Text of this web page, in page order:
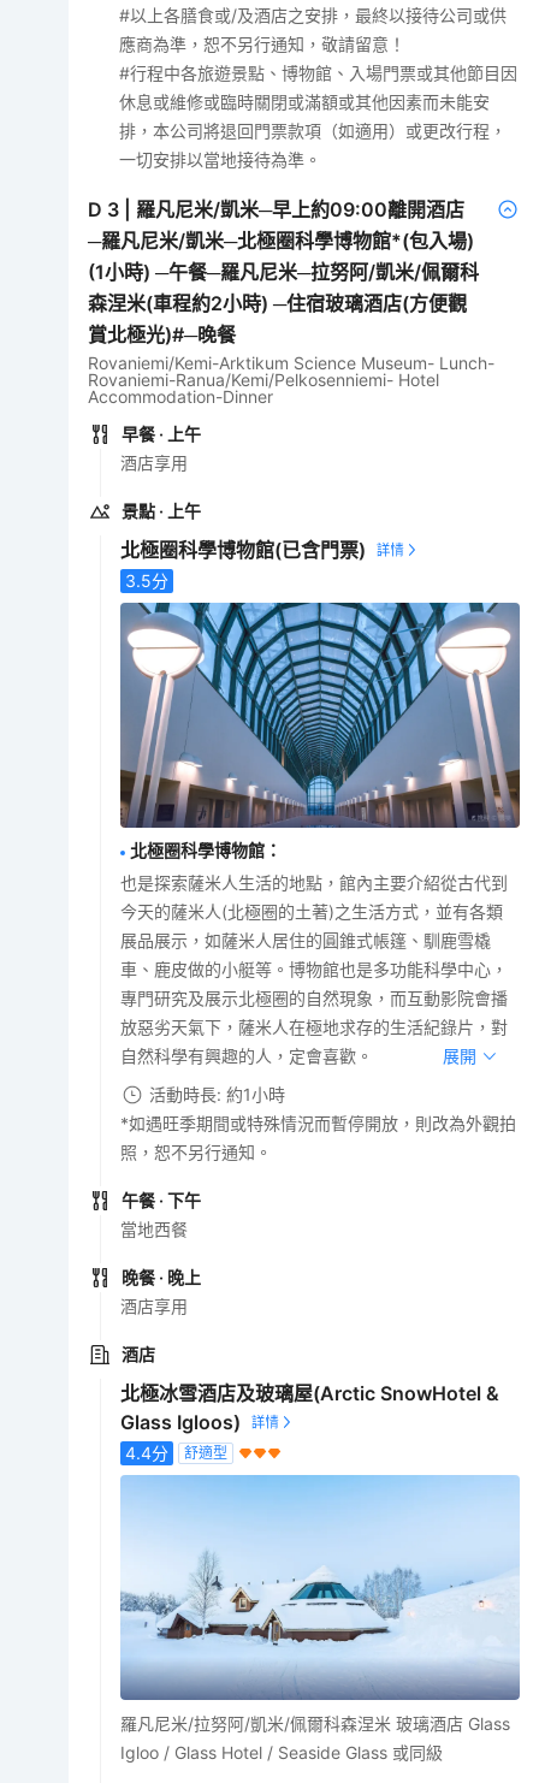
#以上各膳食或/及酒店之安排，最終以接待公司或供
應商為準，恕不另行通知，敬請留意！
#行程中各旅遊景點、博物館、入場門票或其他節目因
休息或維修或臨時關閉或滿額或其他因素而未能安
排，本公司將退回門票款項（如適用）或更改行程，
一切安排以當地接待為準。
D 3
羅凡尼米/凱米─早上約09:00離開酒店
─羅凡尼米/凱米─北極圈科學博物館*(包入場)
(1小時) ─午餐─羅凡尼米─拉努阿/凱米/佩爾科
森涅米(車程約2小時) ─住宿玻璃酒店(方便觀
賞北極光)#─晚餐
Rovaniemi/Kemi-Arktikum Science Museum- Lunch-
Rovaniemi-Ranua/Kemi/Pelkosenniemi- Hotel
Accommodation-Dinner
早餐 · 上午
酒店享用
景點 · 上午
北極圈科學博物館(已含門票)
3.5分
北極圈科學博物館 ：
也是探索薩米人生活的地點，館內主要介紹從古代到
今天的薩米人(北極圈的土著)之生活方式，並有各類
展品展示，如薩米人居住的圓錐式帳篷、馴鹿雪橇
車、鹿皮做的小艇等。博物館也是多功能科學中心，
專門研究及展示北極圈的自然現象，而互動影院會播
放惡劣天氣下，薩米人在極地求存的生活紀錄片，對
自然科學有興趣的人，定會喜歡。
展開
活動時長: 約1小時
*如遇旺季期間或特殊情況而暫停開放，則改為外觀拍
照，恕不另行通知。
午餐 · 下午
當地西餐
晚餐 · 晚上
酒店享用
酒店
北極冰雪酒店及玻璃屋(Arctic SnowHotel &
Glass Igloos)
4.4分 舒適型
羅凡尼米/拉努阿/凱米/佩爾科森涅米 玻璃酒店 Glass
Igloo / Glass Hotel / Seaside Glass 或同級